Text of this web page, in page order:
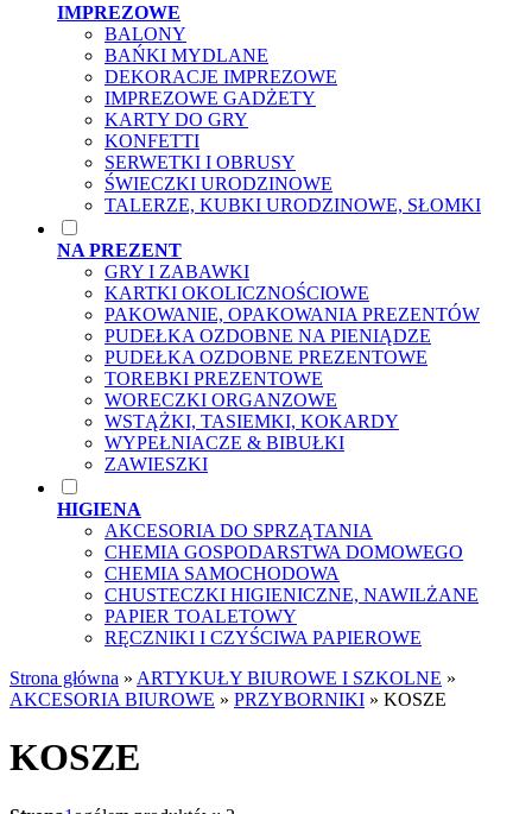
IMPREZOWE
BALONY
BAŃKI MYDLANE
DEKORACJE IMPREZOWE
IMPREZOWE GADŻETY
KARTY DO GRY
KONFETTI
SERWETKI I OBRUSY
ŚWIECZKI URODZINOWE
TALERZE, KUBKI URODZINOWE, SŁOMKI
NA PREZENT
GRY I ZABAWKI
KARTKI OKOLICZNOŚCIOWE
PAKOWANIE, OPAKOWANIA PREZENTÓW
PUDEŁKA OZDOBNE NA PIENIĄDZE
PUDEŁKA OZDOBNE PREZENTOWE
TOREBKI PREZENTOWE
WORECZKI ORGANZOWE
WSTĄŻKI, TASIEMKI, KOKARDY
WYPEŁNIACZE & BIBUŁKI
ZAWIESZKI
HIGIENA
AKCESORIA DO SPRZĄTANIA
CHEMIA GOSPODARSTWA DOMOWEGO
CHEMIA SAMOCHODOWA
CHUSTECZKI HIGIENICZNE, NAWILŻANE
PAPIER TOALETOWY
RĘCZNIKI I CZYŚCIWA PAPIEROWE
Strona główna » ARTYKUŁY BIUROWE I SZKOLNE »
AKCESORIA BIUROWE » PRZYBORNIKI » KOSZE
KOSZE